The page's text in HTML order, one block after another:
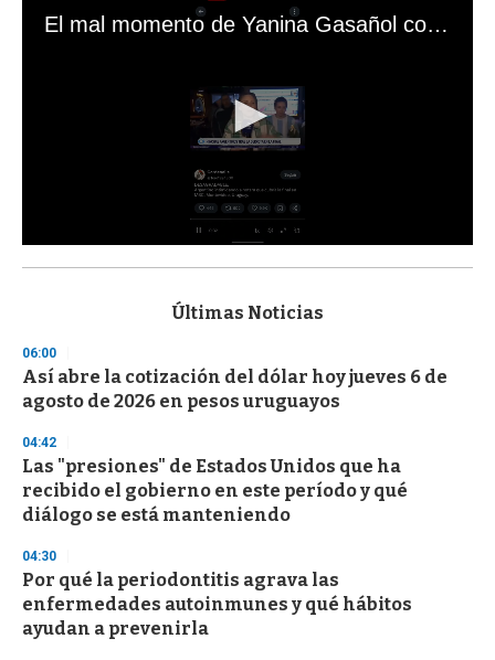
El mal momento de Yanina Gasañol con un hincha argentino en "Subrayado"
s
d
s
o
f
3
s
c
o
d
s
Últimas Noticias
06:00
Así abre la cotización del dólar hoy jueves 6 de
agosto de 2026 en pesos uruguayos
04:42
Las "presiones" de Estados Unidos que ha
recibido el gobierno en este período y qué
diálogo se está manteniendo
04:30
Por qué la periodontitis agrava las
enfermedades autoinmunes y qué hábitos
ayudan a prevenirla